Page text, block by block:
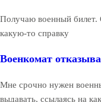
Получаю военный билет.
какую-то справку
Военкомат
Мне срочно нужен
выдавать, ссылаясь на